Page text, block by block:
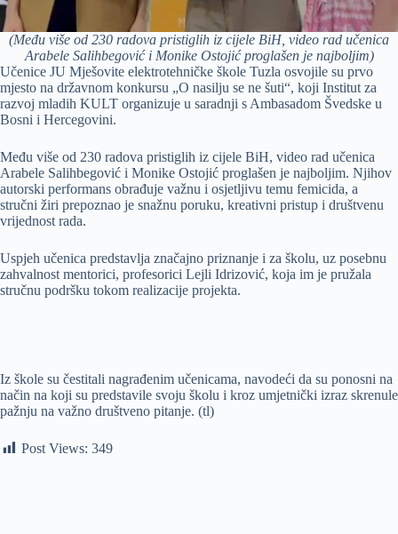
(Među više od 230 radova pristiglih iz cijele BiH, video rad učenica
Arabele Salihbegović i Monike Ostojić proglašen je najboljim)
Učenice JU Mješovite elektrotehničke škole Tuzla osvojile su prvo
mjesto na državnom konkursu „O nasilju se ne šuti“, koji Institut za
razvoj mladih KULT organizuje u saradnji s Ambasadom Švedske u
Bosni i Hercegovini.
Među više od 230 radova pristiglih iz cijele BiH, video rad učenica
Arabele Salihbegović i Monike Ostojić proglašen je najboljim. Njihov
autorski performans obrađuje važnu i osjetljivu temu femicida, a
stručni žiri prepoznao je snažnu poruku, kreativni pristup i društvenu
vrijednost rada.
Uspjeh učenica predstavlja značajno priznanje i za školu, uz posebnu
zahvalnost mentorici, profesorici Lejli Idrizović, koja im je pružala
stručnu podršku tokom realizacije projekta.
Iz škole su čestitali nagrađenim učenicama, navodeći da su ponosni na
način na koji su predstavile svoju školu i kroz umjetnički izraz skrenule
pažnju na važno društveno pitanje. (tl)
Post Views: 349